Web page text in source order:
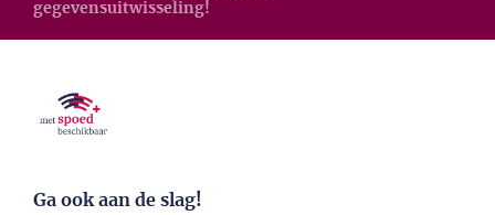
gegevensuitwisseling!
Ga ook aan de slag!